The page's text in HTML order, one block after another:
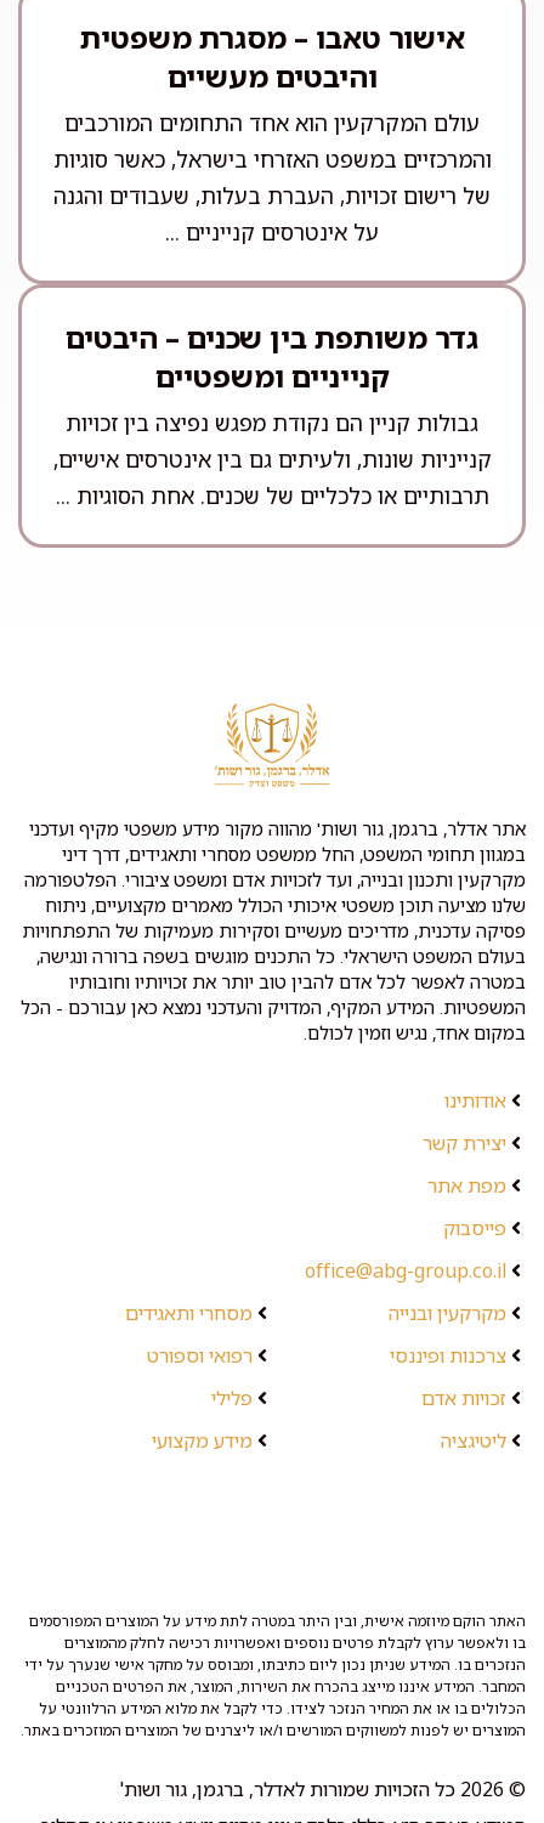
אישור טאבו – מסגרת משפטית
והיבטים מעשיים
עולם המקרקעין הוא אחד התחומים המורכבים
והמרכזיים במשפט האזרחי בישראל, כאשר סוגיות
של רישום זכויות, העברת בעלות, שעבודים והגנה
על אינטרסים קנייניים ...
גדר משותפת בין שכנים – היבטים
קנייניים ומשפטיים
גבולות קניין הם נקודת מפגש נפיצה בין זכויות
קנייניות שונות, ולעיתים גם בין אינטרסים אישיים,
תרבותיים או כלכליים של שכנים. אחת הסוגיות ...
אתר אדלר, ברגמן, גור ושות' מהווה מקור מידע משפטי מקיף ועדכני
במגוון תחומי המשפט, החל ממשפט מסחרי ותאגידים, דרך דיני
מקרקעין ותכנון ובנייה, ועד לזכויות אדם ומשפט ציבורי. הפלטפורמה
שלנו מציעה תוכן משפטי איכותי הכולל מאמרים מקצועיים, ניתוח
פסיקה עדכנית, מדריכים מעשיים וסקירות מעמיקות של התפתחויות
בעולם המשפט הישראלי. כל התכנים מוגשים בשפה ברורה ונגישה,
במטרה לאפשר לכל אדם להבין טוב יותר את זכויותיו וחובותיו
המשפטיות. המידע המקיף, המדויק והעדכני נמצא כאן עבורכם - הכל
במקום אחד, נגיש וזמין לכולם.
אודותינו
יצירת קשר
מפת אתר
פייסבוק
office@abg-group.co.il
מקרקעין ובנייה
צרכנות ופיננסי
זכויות אדם
ליטיגציה
מסחרי ותאגידים
רפואי וספורט
פלילי
מידע מקצועי
האתר הוקם מיוזמה אישית, ובין היתר במטרה לתת מידע על המוצרים המפורסמים
בו ולאפשר ערוץ לקבלת פרטים נוספים ואפשרויות רכישה לחלק מהמוצרים
הנזכרים בו. המידע שניתן נכון ליום כתיבתו, ומבוסס על מחקר אישי שנערך על ידי
המחבר. המידע איננו מייצג בהכרח את השירות, המוצר, את הפרטים הטכניים
הכלולים בו או את המחיר הנזכר לצידו. כדי לקבל את מלוא המידע הרלוונטי על
המוצרים יש לפנות למשווקים המורשים ו/או ליצרנים של המוצרים המוזכרים באתר.
© 2026 כל הזכויות שמורות לאדלר, ברגמן, גור ושות'